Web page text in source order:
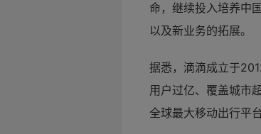
命，继续投入培养中
以及新业务的拓展。
据悉，滴滴成立于
用户过亿、覆盖城市
全球最大移动出行平台